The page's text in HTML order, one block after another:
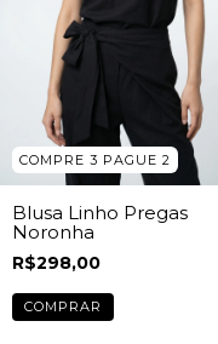
COMPRE 3 PAGUE 2
Blusa Linho Pregas
Noronha
R$298,00
COMPRAR